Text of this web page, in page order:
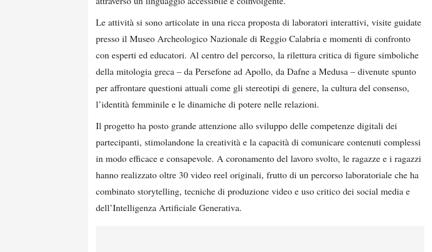
Le attività si sono articolate in una ricca proposta di laboratori interattivi, visite guidate
presso il Museo Archeologico Nazionale di Reggio Calabria e momenti di confronto
con esperti ed educatori. Al centro del percorso, la rilettura critica di figure simboliche
della mitologia greca – da Persefone ad Apollo, da Dafne a Medusa – divenute spunto
per affrontare questioni attuali come gli stereotipi di genere, la cultura del consenso,
l’identità femminile e le dinamiche di potere nelle relazioni.
Il progetto ha posto grande attenzione allo sviluppo delle competenze digitali dei
partecipanti, stimolandone la creatività e la capacità di comunicare contenuti complessi
in modo efficace e consapevole. A coronamento del lavoro svolto, le ragazze e i ragazzi
hanno realizzato oltre 30 video reel originali, frutto di un percorso laboratoriale che ha
combinato storytelling, tecniche di produzione video e uso critico dei social media e
dell’Intelligenza Artificiale Generativa.